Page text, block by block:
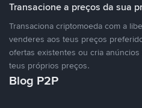
Transacione a preços da sua
Transaciona criptomoeda com a
venderes aos teus preços
ofertas existentes ou cria
teus próprios preços.
Blog P2P